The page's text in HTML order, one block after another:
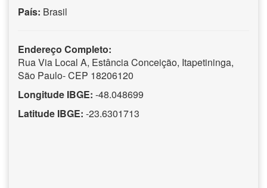
País: Brasil
Endereço Completo:
Rua Via Local A, Estância Conceição, Itapetininga,
São Paulo- CEP 18206120
Longitude IBGE: -48.048699
Latitude IBGE: -23.6301713